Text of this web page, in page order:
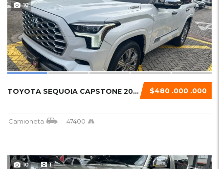
10
$480 .000 .000
TOYOTA SEQUOIA CAPSTONE 2024 HIBRIDO
Camioneta 47400
10 1